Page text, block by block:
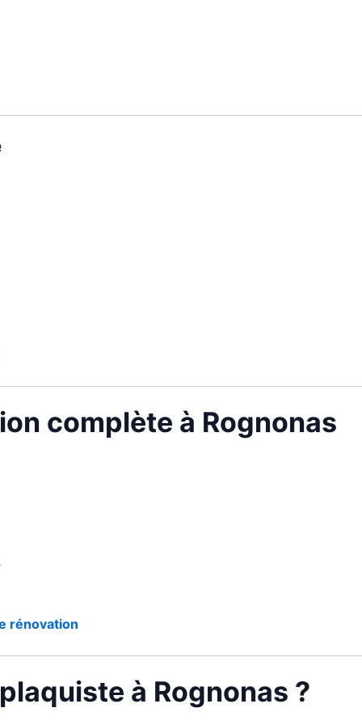
complète à Rognonas
rénovation
à Rognonas ?